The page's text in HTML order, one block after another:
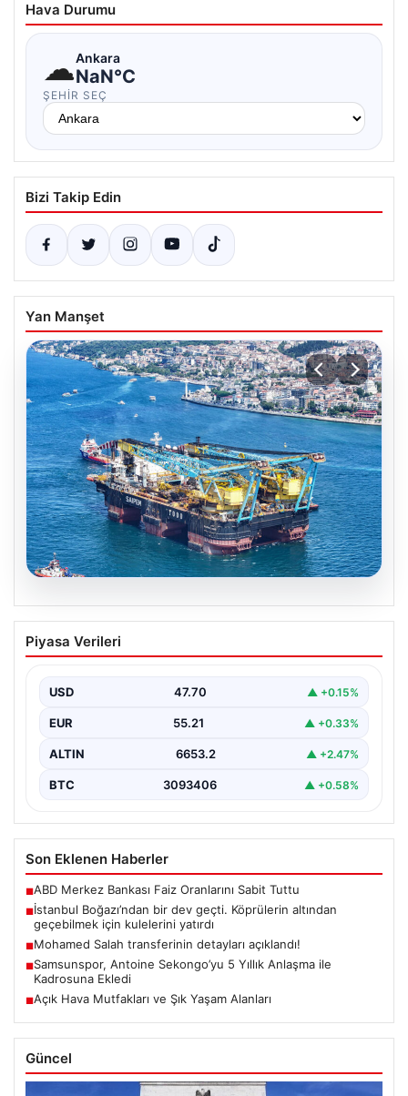
Hava Durumu
☁Ankara
NaN°C
ŞEHIR SEÇ
Bizi Takip Edin
Yan Manşet
06.08.2026
İstanbul Boğazı’ndan bir dev geçti.
Köprülerin altından geçebilmek için
Piyasa Verileri
USD 47.70 ▲ +0.15%
EUR 55.21 ▲ +0.33%
ALTIN 6653.2 ▲ +2.47%
BTC 3093406 ▲ +0.58%
Son Eklenen Haberler
■ABD Merkez Bankası Faiz Oranlarını Sabit Tuttu
■İstanbul Boğazı’ndan bir dev geçti. Köprülerin altından
geçebilmek için kulelerini yatırdı
■Mohamed Salah transferinin detayları açıklandı!
■Samsunspor, Antoine Sekongo’yu 5 Yıllık Anlaşma ile
Kadrosuna Ekledi
■Açık Hava Mutfakları ve Şık Yaşam Alanları
Güncel